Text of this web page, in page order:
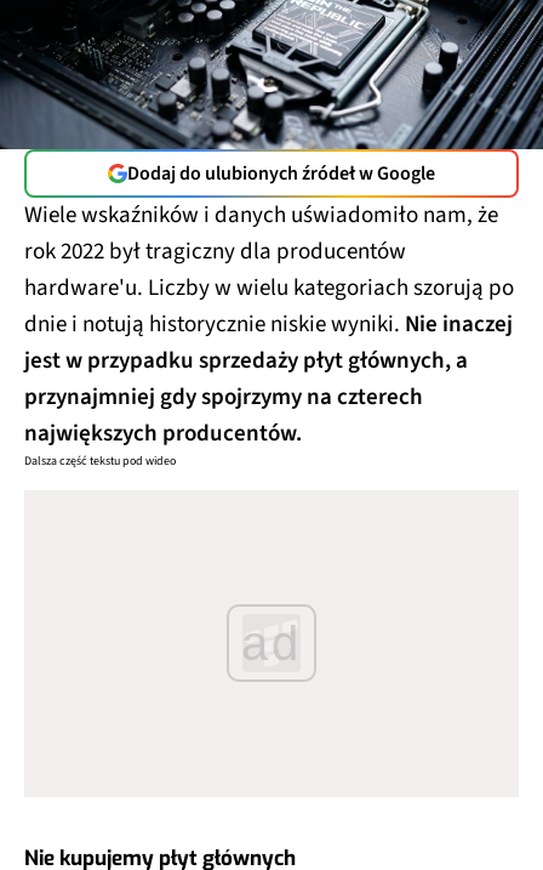
Dodaj do ulubionych źródeł w Google
Wiele wskaźników i danych uświadomiło nam, że
rok 2022 był tragiczny dla producentów
hardware'u. Liczby w wielu kategoriach szorują po
dnie i notują historycznie niskie wyniki. Nie inaczej
jest w przypadku sprzedaży płyt głównych, a
przynajmniej gdy spojrzymy na czterech
największych producentów.
Dalsza część tekstu pod wideo
ad
Nie kupujemy płyt głównych